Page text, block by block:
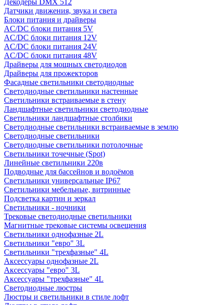
Декодеры DMX 512
Датчики движения, звука и света
Блоки питания и драйверы
AC/DC блоки питания 5V
AC/DC блоки питания 12V
AC/DC блоки питания 24V
AC/DC блоки питания 48V
Драйверы для мощных светодиодов
Драйверы для прожекторов
Фасадные светильники светодиодные
Светодиодные светильники настенные
Светильники встраиваемые в стену
Ландшафтные светильники светодиодные
Светильники ландшафтные столбики
Светодиодные светильники встраиваемые в землю
Светодиодные светильники
Светодиодные светильники потолочные
Светильники точечные (Spot)
Линейные светильники 220в
Подводные для бассейнов и водоёмов
Светильники универсальные IP67
Светильники мебельные, витринные
Подсветка картин и зеркал
Светильники - ночники
Трековые светодиодные светильники
Магнитные трековые системы освещения
Светильники однофазные 2L
Светильники "евро" 3L
Светильники "трехфазные" 4L
Аксессуары однофазные 2L
Аксессуары "евро" 3L
Аксессуары "трехфазные" 4L
Светодиодные люстры
Люстры и светильники в стиле лофт